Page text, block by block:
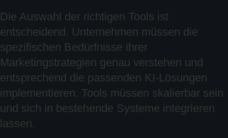
Die Auswahl der richtigen Tools ist
entscheidend. Unternehmen müssen die
spezifischen Bedürfnisse ihrer
Marketingstrategien genau verstehen und
entsprechend die passenden KI-Lösungen
implementieren. Tools müssen skalierbar sein
und sich in bestehende Systeme integrieren
lassen.